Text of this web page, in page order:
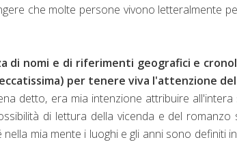
che molte persone vivono letteralmente
di nomi e di riferimenti geografici e
per tenere viva l'attenzione
detto, era mia intenzione attribuire
di lettura della vicenda e del
mia mente i luoghi e gli anni sono definiti